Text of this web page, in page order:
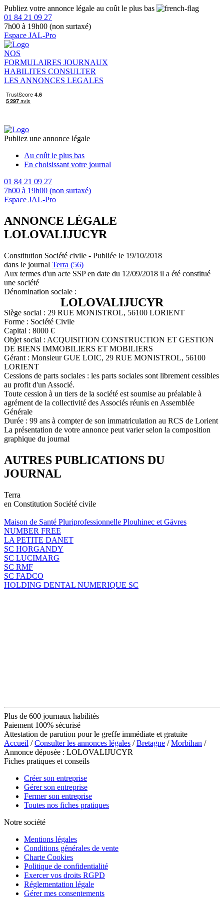
Publiez votre annonce légale au coût le plus bas
01 84 21 09 27
7h00 à 19h00 (non surtaxé)
Espace JAL-Pro
NOS
FORMULAIRES JOURNAUX
HABILITES CONSULTER
LES ANNONCES LEGALES
Publiez une annonce légale
Au coût le plus bas
En choisissant votre journal
01 84 21 09 27
7h00 à 19h00 (non surtaxé)
Espace JAL-Pro
ANNONCE LÉGALE
LOLOVALIJUCYR
Constitution Société civile - Publiée le 19/10/2018
dans le journal Terra (56)
Aux termes d'un acte SSP en date du 12/09/2018 il a été constitué
une société
Dénomination sociale :
LOLOVALIJUCYR
Siège social : 29 RUE MONISTROL, 56100 LORIENT
Forme : Société Civile
Capital : 8000 €
Objet social : ACQUISITION CONSTRUCTION ET GESTION
DE BIENS IMMOBILIERS ET MOBILIERS
Gérant : Monsieur GUE LOIC, 29 RUE MONISTROL, 56100
LORIENT
Cessions de parts sociales : les parts sociales sont librement cessibles
au profit d'un Associé.
Toute cession à un tiers de la société est soumise au préalable à
agrément de la collectivité des Associés réunis en Assemblée
Générale
Durée : 99 ans à compter de son immatriculation au RCS de Lorient
La présentation de votre annonce peut varier selon la composition
graphique du journal
AUTRES PUBLICATIONS DU
JOURNAL
Terra
en Constitution Société civile
Maison de Santé Pluriprofessionnelle Plouhinec et Gävres
NUMBER FREE
LA PETITE DANET
SC HORGANDY
SC LUCIMARG
SC RMF
SC FADCO
HOLDING DENTAL NUMERIQUE SC
Plus de 600 journaux habilités
Paiement 100% sécurisé
Attestation de parution pour le greffe immédiate et gratuite
Accueil /Consulter les annonces légales /Bretagne /Morbihan /
Annonce déposée : LOLOVALIJUCYR
Fiches pratiques et conseils
Créer son entreprise
Gérer son entreprise
Fermer son entreprise
Toutes nos fiches pratiques
Notre société
Mentions légales
Conditions générales de vente
Charte Cookies
Politique de confidentialité
Exercer vos droits RGPD
Réglementation légale
Gérer mes consentements